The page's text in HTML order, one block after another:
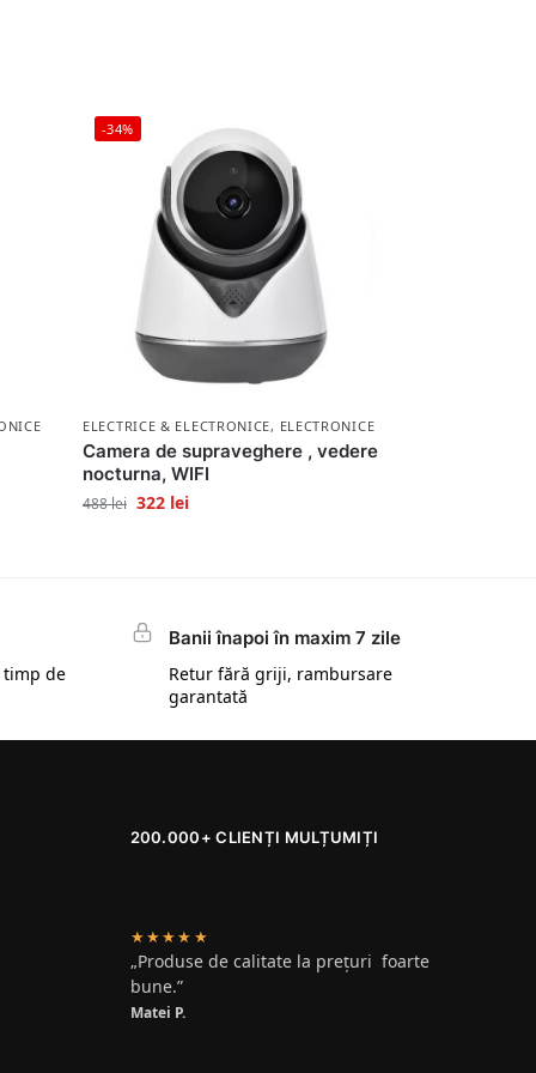
-34%
ELECTRICE & ELECTRONICE, ELECTRONICE
Camera de supraveghere , vedere
nocturna, WIFI
488lei 322 lei
timp de
Banii înapoi în maxim 7 zile
Retur fără griji, rambursare
garantată
200.000+ CLIENȚI MULȚUMIȚI
★★★★★
„Produse de calitate la prețuri foarte
bune.”
Matei P.